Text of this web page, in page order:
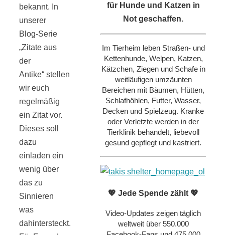
bekannt. In
unserer
Blog-Serie
„Zitate aus
der
Antike“ stellen
wir euch
regelmäßig
ein Zitat vor.
Dieses soll
dazu
einladen ein
wenig über
das zu
Sinnieren
was
dahintersteckt.
für Hunde und Katzen in
Not geschaffen.
Im Tierheim leben Straßen- und
Kettenhunde, Welpen, Katzen,
Kätzchen, Ziegen und Schafe in
weitläufigen umzäunten
Bereichen mit Bäumen, Hütten,
Schlafhöhlen, Futter, Wasser,
Decken und Spielzeug. Kranke
oder Verletzte werden in der
Tierklinik behandelt, liebevoll
gesund gepflegt und kastriert.
💖 Jede Spende zählt 💖
Video-Updates zeigen täglich
weltweit über 550.000